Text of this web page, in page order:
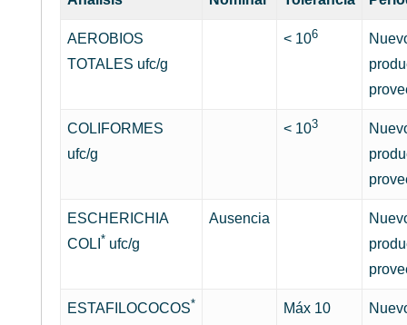
AEROBIOS
TOTALES ufc/g
< 106
COLIFORMES
ufc/g
< 103
ESCHERICHIA
COLI * ufc/g
Ausencia
ESTAFILOCOCOS* Máx 10